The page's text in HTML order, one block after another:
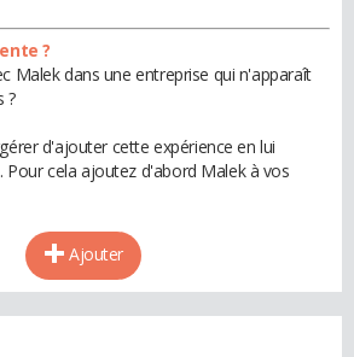
?
Malek dans une entreprise qui n'apparaît
?
d'ajouter cette expérience en lui
Pour cela ajoutez d'abord Malek à vos
Ajouter